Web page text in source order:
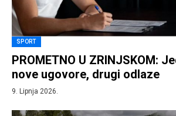
SPORT
PROMETNO U ZRINJSKOM:
nove ugovore, drugi odlaze
9. Lipnja 2026.